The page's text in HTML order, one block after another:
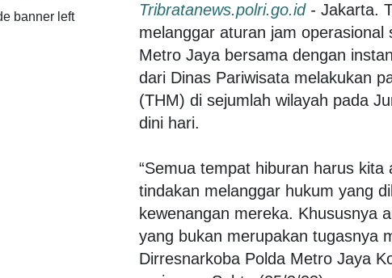
Tribratanews.polri.go.id- Jakarta.
melanggar aturan jam
Metro Jaya bersama dengan
dari Dinas Pariwisata melakukan
(THM) di sejumlah wilayah pada
dini hari.
“Semua tempat hiburan harus
tindakan melanggar hukum yang
kewenangan mereka. Khususnya
yang bukan merupakan tugasnya
Dirresnarkoba Polda Metro Jaya